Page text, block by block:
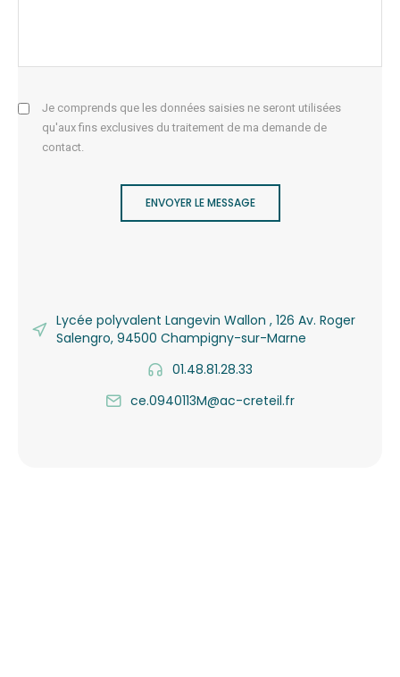
Je comprends que les données saisies ne seront utilisées
qu'aux fins exclusives du traitement de ma demande de
contact.
ENVOYER LE MESSAGE
Lycée polyvalent Langevin Wallon , 126 Av. Roger
Salengro, 94500 Champigny-sur-Marne
01.48.81.28.33
ce.0940113M@ac-creteil.fr